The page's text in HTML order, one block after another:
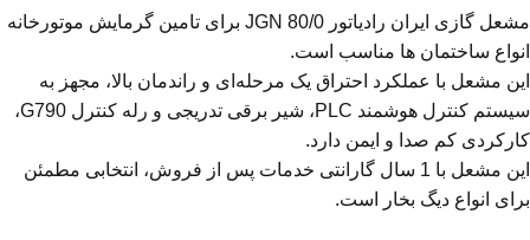
مشعل گازی ایران رادیاتور JGN 80/0 برای تامین گرمایش موتورخانه
انواع ساختمان ها مناسب است.
این مشعل با عملکرد احتراق یک مرحله‌ای و راندمان بالا، مجهز به
سیستم کنترل هوشمند PLC، شیر برقی تدریجی و رله کنترل G790،
کارکردی کم صدا و ایمن دارد.
این مشعل با 1 سال گارانتی خدمات پس از فروش، انتخابی مطمئن
برای انواع دیگ بخار است.